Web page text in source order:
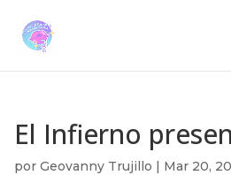
El Infierno
porGeovanny Trujillo | Mar 20,